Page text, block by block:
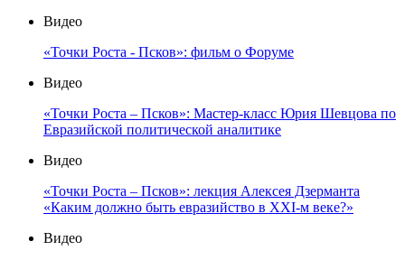
Видео
«Точки Роста - Псков»: фильм о Форуме
Видео
«Точки Роста – Псков»: Мастер-класс Юрия Шевцова по
Евразийской политической аналитике
Видео
«Точки Роста – Псков»: лекция Алексея Дзерманта
«Каким должно быть евразийство в XXI-м веке?»
Видео